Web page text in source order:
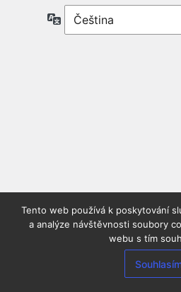
Jazyky
Tento web používá k poskytování
a analýze návštěvnosti soubory
webu s tím